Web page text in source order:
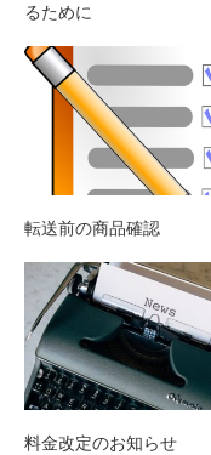
るために
転送前の商品確認
料金改定のお知らせ